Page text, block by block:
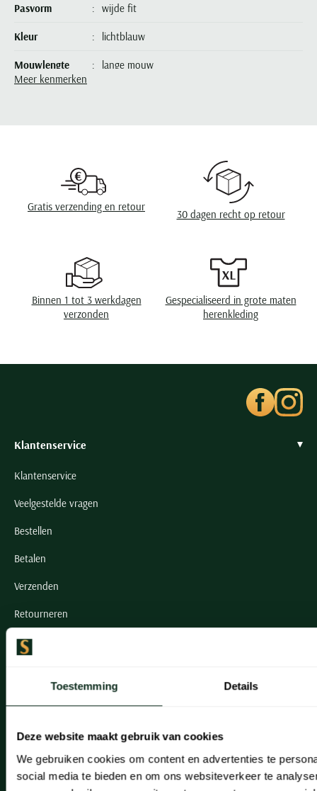
Toestemming Details
Deze website maakt gebruik van cookies
We gebruiken cookies om content en advertenties te
social media te bieden en om ons websiteverkeer te
Wellington of Billmore
Pasvorm wijde fit
Kleur lichtblauw
Mouwlengte lange mouw
Eigenschappen gebreid
Wasvoorschriften speciaal wasprogamma 30°C, niet in de droger,
strijken op lage temperatuur, niet chemisch
Meer kenmerken
Gratis verzending en retour
30 dagen recht op retour
Binnen 1 tot 3 werkdagen
verzonden
Gespecialiseerd in grote maten
herenkleding
Klantenservice
Klantenservice
Veelgestelde vragen
Bestellen
Betalen
Verzenden
Retourneren
Klachtenafhandeling
Onze winkels
Onze winkels